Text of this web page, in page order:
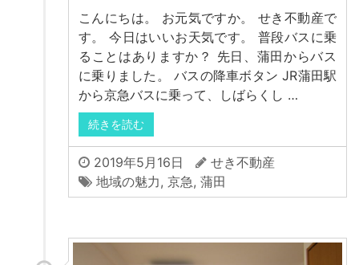
こんにちは。 お元気ですか。 せき不動産で
す。 今日はいいお天気です。 普段バスに乗
ることはありますか？ 先日、蒲田からバス
に乗りました。 バスの降車ボタン JR蒲田駅
から京急バスに乗って、しばらくし …
続きを読む
2019年5月16日
せき不動産
地域の魅力, 京急, 蒲田